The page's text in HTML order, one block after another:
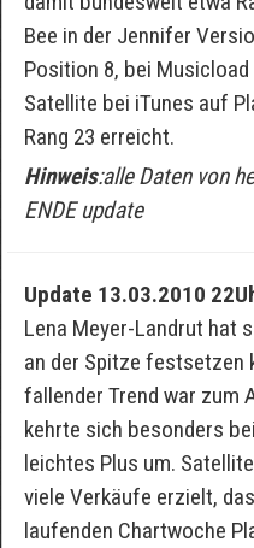
Bee in der Jennifer
Position 8, bei Musicload
Satellite bei iTunes auf
Rang 23 erreicht.
Hinweis:alle Daten von
ENDE update
Update 13.03.2010
Lena Meyer-Landrut hat
an der Spitze festsetzen
fallender Trend war zum
kehrte sich besonders
leichtes Plus um.
viele Verkäufe erzielt,
laufenden Chartwoche